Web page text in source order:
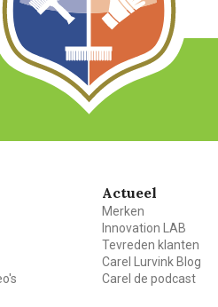
Actueel
Merken
Innovation LAB
Tevreden klanten
Carel Lurvink Blog
Carel de podcast